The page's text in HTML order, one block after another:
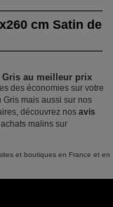
cm Satin de
Gris au meilleur prix
des économies sur votre
mais aussi sur nos
découvrez nos avis
malins sur
et boutiques en France et en